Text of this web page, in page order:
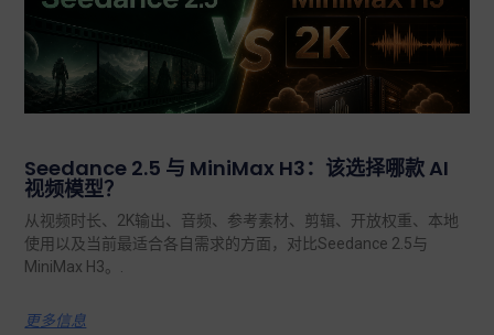
Seedance 2.5 与 MiniMax H3：该选择哪款 AI
视频模型？
从视频时长、2K输出、音频、参考素材、剪辑、开放权重、本地
使用以及当前最适合各自需求的方面，对比Seedance 2.5与
MiniMax H3。.
更多信息